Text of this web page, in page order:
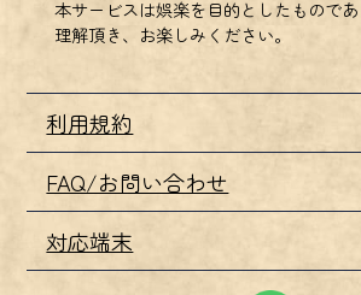
本サービスは娯楽を目的としたもので
理解頂き、お楽しみください。
利用規約
FAQ/お問い合わせ
対応端末